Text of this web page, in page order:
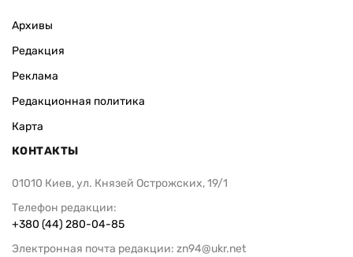
Архивы
Редакция
Реклама
Редакционная политика
Карта
КОНТАКТЫ
01010 Киев, ул. Князей Острожских, 19/1
Телефон редакции:
+380 (44) 280-04-85
Электронная почта редакции: zn94@ukr.net